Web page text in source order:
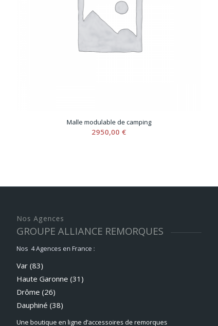
Malle modulable de camping
2950,00 €
Nos Agences
GROUPE ALLIANCE REMORQUES
Nos 4 Agences en France :
Var (83)
Haute Garonne (31)
Drôme (26)
Dauphiné (38)
Une boutique en ligne d’accessoires de remorques